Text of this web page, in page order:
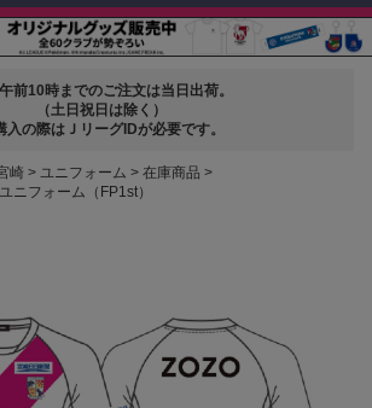
前10時までのご注文は当日出荷。
（土日祝日は除く）
入の際はＪリーグIDが必要です。
崎 ユニフォーム
在庫商品
ニフォーム（FP1st）